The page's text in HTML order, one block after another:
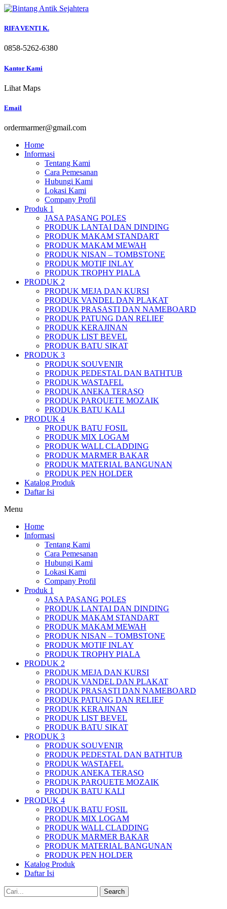
Skip
content
RIFA VENTI K.
0858-5262-6380
Kantor Kami
Lihat Maps
Email
ordermarmer@gmail.com
Home
Informasi
Tentang Kami
Cara Pemesanan
Hubungi Kami
Lokasi Kami
Company Profil
Produk 1
JASA PASANG POLES
PRODUK LANTAI DAN DINDING
PRODUK MAKAM STANDART
PRODUK MAKAM MEWAH
PRODUK NISAN – TOMBSTONE
PRODUK MOTIF INLAY
PRODUK TROPHY PIALA
PRODUK 2
PRODUK MEJA DAN KURSI
PRODUK VANDEL DAN PLAKAT
PRODUK PRASASTI DAN NAMEBOARD
PRODUK PATUNG DAN RELIEF
PRODUK KERAJINAN
PRODUK LIST BEVEL
PRODUK BATU SIKAT
PRODUK 3
PRODUK SOUVENIR
PRODUK PEDESTAL DAN BATHTUB
PRODUK WASTAFEL
PRODUK ANEKA TERASO
PRODUK PARQUETE MOZAIK
PRODUK BATU KALI
PRODUK 4
PRODUK BATU FOSIL
PRODUK MIX LOGAM
PRODUK WALL CLADDING
PRODUK MARMER BAKAR
PRODUK MATERIAL BANGUNAN
PRODUK PEN HOLDER
Katalog Produk
Daftar Isi
Menu
Home
Informasi
Tentang Kami
Cara Pemesanan
Hubungi Kami
Lokasi Kami
Company Profil
Produk 1
JASA PASANG POLES
PRODUK LANTAI DAN DINDING
PRODUK MAKAM STANDART
PRODUK MAKAM MEWAH
PRODUK NISAN – TOMBSTONE
PRODUK MOTIF INLAY
PRODUK TROPHY PIALA
PRODUK 2
PRODUK MEJA DAN KURSI
PRODUK VANDEL DAN PLAKAT
PRODUK PRASASTI DAN NAMEBOARD
PRODUK PATUNG DAN RELIEF
PRODUK KERAJINAN
PRODUK LIST BEVEL
PRODUK BATU SIKAT
PRODUK 3
PRODUK SOUVENIR
PRODUK PEDESTAL DAN BATHTUB
PRODUK WASTAFEL
PRODUK ANEKA TERASO
PRODUK PARQUETE MOZAIK
PRODUK BATU KALI
PRODUK 4
PRODUK BATU FOSIL
PRODUK MIX LOGAM
PRODUK WALL CLADDING
PRODUK MARMER BAKAR
PRODUK MATERIAL BANGUNAN
PRODUK PEN HOLDER
Katalog Produk
Daftar Isi
Search